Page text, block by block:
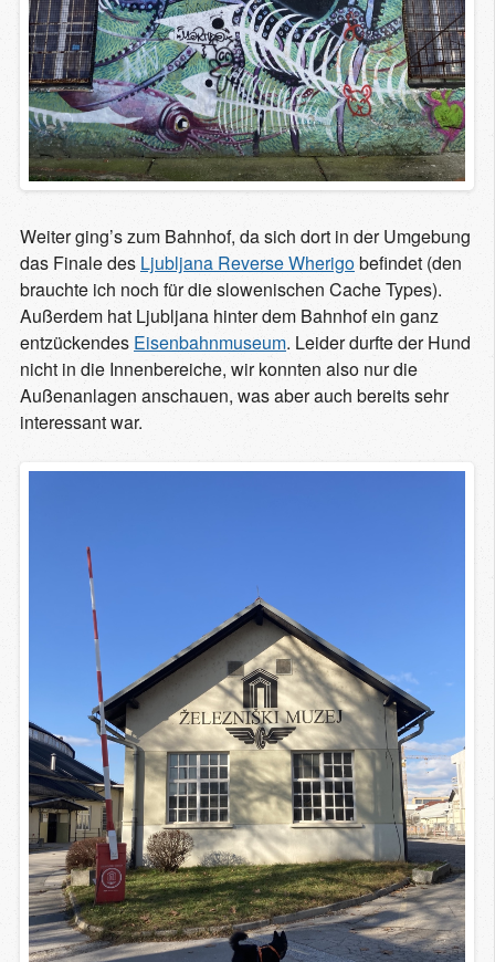
Weiter ging’s zum Bahnhof, da sich dort in der Umgebung
das Finale des Ljubljana Reverse Wherigobefindet (den
brauchte ich noch für die slowenischen Cache Types).
Außerdem hat Ljubljana hinter dem Bahnhof ein ganz
entzückendes Eisenbahnmuseum. Leider durfte der Hund
nicht in die Innenbereiche, wir konnten also nur die
Außenanlagen anschauen, was aber auch bereits sehr
interessant war.